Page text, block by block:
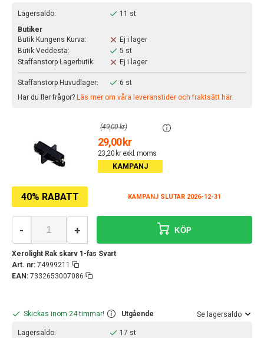
Lagersaldo:
11 st
Butiker
Butik Kungens Kurva:
Ej i lager
Butik Veddesta:
5 st
Staffanstorp Lagerbutik:
Ej i lager
Staffanstorp Huvudlager:
6 st
Har du fler frågor? Läs mer om våra leveranstider och fraktsätt här.
40% RABATT KAMPANJ SLUTAR 2026-12-31
29,00 kr
23,20 kr exkl. moms
(49,00 kr)
KAMPANJ
Xerolight Rak skarv 1-fas Svart
Art. nr: 74999211
EAN: 7332653007086
- + KÖP
Skickas inom 24 timmar! Utgående Se lagersaldo
Lagersaldo:
17 st